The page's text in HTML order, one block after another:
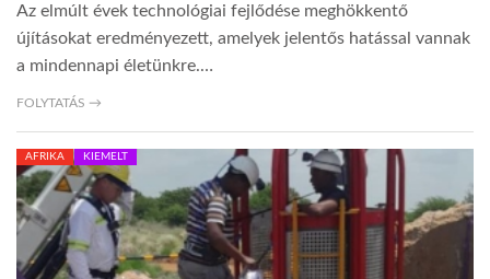
GLOBOTV BP
HÍR3D
TROPICALMAGAZIN
Az elmúlt évek technológiai fejlődése meghökkentő
újításokat eredményezett, amelyek jelentős hatással vannak
a mindennapi életünkre.…
FOLYTATÁS →
AFRIKA KIEMELT